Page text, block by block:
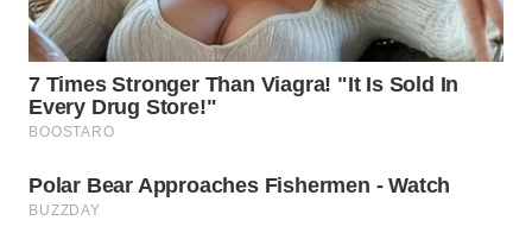
TANGERANG
WN
BINJAI
CIREBON